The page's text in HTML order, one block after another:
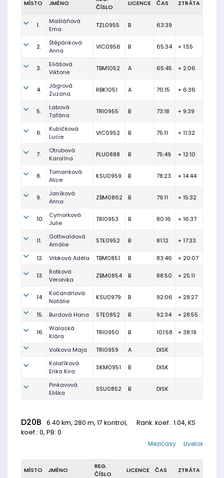
MÍSTO JMÉNO
ČÍSLO
LICENCE ČAS ZTRÁTA
1.
Mašláňová
Ema
TZL0955 B 63:39
2.
Štěpánková
Anna
VIC0956 B 65:34 + 1:55
3.
Eliášová
Viktorie
TBM1052 A 65:45 + 2:06
4.
Jágrová
Zuzana
RBK1051 A 70:15 + 6:36
5.
Labová
Taťána
TRI0955 B 73:18 + 9:39
6.
Kubíčková
Lucie
VIC0952 B 75:11 + 11:32
7.
Otrubová
Karolína
PLU0888 B 75:49 + 12:10
8.
Tomanková
Alice
KSU0959 B 78:23 + 14:44
9.
Janíková
Anna
ZBM0862 B 79:11 + 15:32
10.
Cymorková
Julie
TRI0953 B 80:16 + 16:37
11.
Gottwaldová
Amálie
STE0952 B 81:12 + 17:33
12. Vrbková Adéla TBM0851 B 83:46 + 20:07
13.
Rotková
Veronika
ZBM0854 B 88:50 + 25:11
14.
Kočandrlová
Natálie
KSU0979 B 92:06 + 28:27
15. Burdová Hana STE0852 B 92:34 + 28:55
16.
Walaská
Klára
TRI0950 B 101:58 + 38:19
Volkova Maja TRI0959 A
DISK
Kolaříková
Erika Kira
SKM0951 B DISK
Pinkavová
Eliška
SSU0852 B DISK
D20B 6.40 km, 280 m, 17 kontrol, Rank. koef.: 1.04, KS
koef.: 0, PB: 0
Livelox
Mezičasy
MÍSTO JMÉNO
REG.
ČÍSLO
LICENCE ČAS ZTRÁTA